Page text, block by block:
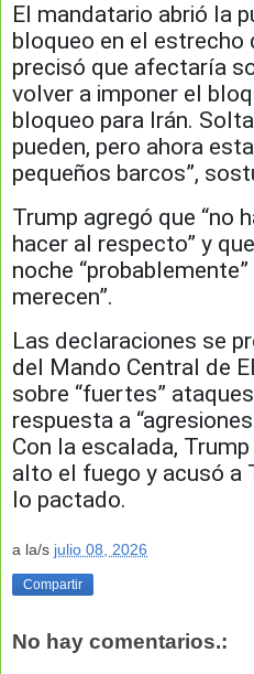
El mandatario abrió la
bloqueo en el estrecho
precisó que afectaría
volver a imponer el
bloqueo para Irán.
pueden, pero ahora
pequeños barcos”,
Trump agregó que “no
hacer al respecto” y
noche “probablemente”
merecen”.
Las declaraciones se
del Mando Central de
sobre “fuertes”
respuesta a
Con la escalada,
alto el fuego y acusó a
lo pactado.
a la/s julio 08, 2026
Compartir
No hay comentarios.: